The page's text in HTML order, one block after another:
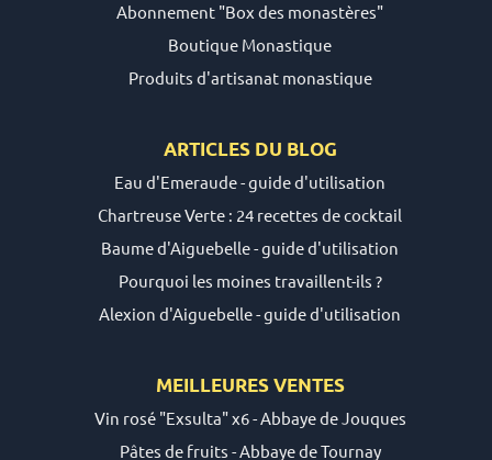
Abonnement "Box des monastères"
Boutique Monastique
Produits d'artisanat monastique
ARTICLES DU BLOG
Eau d'Emeraude - guide d'utilisation
Chartreuse Verte : 24 recettes de cocktail
Baume d'Aiguebelle - guide d'utilisation
Pourquoi les moines travaillent-ils ?
Alexion d'Aiguebelle - guide d'utilisation
MEILLEURES VENTES
Vin rosé "Exsulta" x6 - Abbaye de Jouques
Pâtes de fruits - Abbaye de Tournay